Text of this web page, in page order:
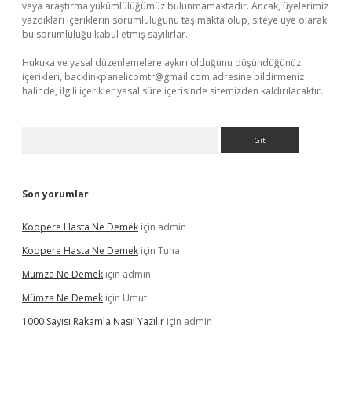
veya araştırma yükümlülüğümüz bulunmamaktadır. Ancak, üyelerimiz
yazdıkları içeriklerin sorumluluğunu taşımakta olup, siteye üye olarak
bu sorumluluğu kabul etmiş sayılırlar.
Hukuka ve yasal düzenlemelere aykırı olduğunu düşündüğünüz
içerikleri, backlinkpanelicomtr@gmail.com adresine bildirmeniz
halinde, ilgili içerikler yasal süre içerisinde sitemizden kaldırılacaktır.
Son yorumlar
Koopere Hasta Ne Demek için admin
Koopere Hasta Ne Demek için Tuna
Mümza Ne Demek için admin
Mümza Ne Demek için Umut
1000 Sayısı Rakamla Nasıl Yazılır için admin